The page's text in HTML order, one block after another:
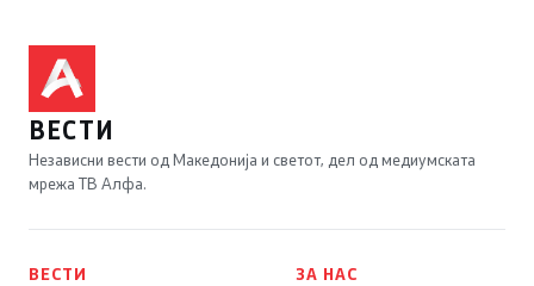
ВЕСТИ
Независни вести од Македонија и светот, дел од медиумската
мрежа ТВ Алфа.
ВЕСТИ ЗА НАС